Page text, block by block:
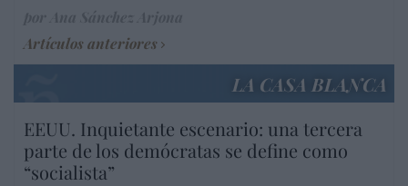
Artículos anteriores
LA CASA BLANCA
EEUU. Inquietante escenario: una tercera
parte de los demócratas se define como
“socialista”